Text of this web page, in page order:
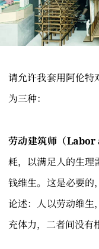
请允许我套用阿伦特
为三种：
劳动建筑师（Labor
耗，以满足人的生理
钱维生。这是必要的
论述：人以劳动维生
充体力，二者间没有